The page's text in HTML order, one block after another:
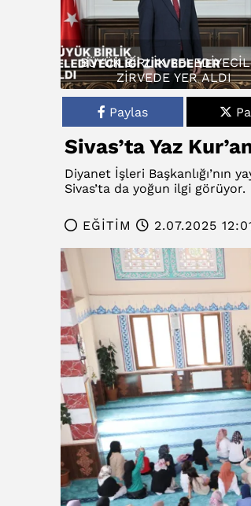
BÜYÜK BİRLİK
ZİRVEDE YER ALDI
Paylas
Sivas’ta Yaz
Diyanet İşleri Başkanlığı’nın
Sivas’ta da yoğun ilgi görüyor.
EĞİTİM 2.07.2025